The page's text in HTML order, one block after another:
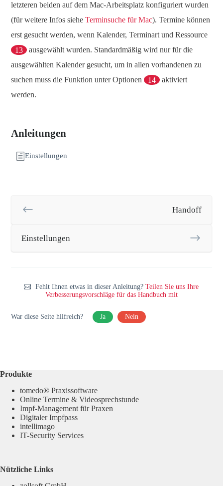
letzteren beiden auf dem Mac-Arbeitsplatz konfiguriert wurden
(für weitere Infos siehe Terminsuche für Mac). Termine können
erst gesucht werden, wenn Kalender, Terminart und Ressource
13
ausgewählt wurden. Standardmäßig wird nur für die
ausgewählten Kalender gesucht, um in allen vorhandenen zu
suchen muss die Funktion unter Optionen
14
aktiviert
werden.
Anleitungen
Einstellungen
Handoff
Einstellungen
Fehlt Ihnen etwas in dieser Anleitung?Teilen Sie uns Ihre
Verbesserungsvorschläge für das Handbuch mit
War diese Seite hilfreich? Ja Nein
Produkte
tomedo® Praxissoftware
Online Termine & Videosprechstunde
Impf-Management für Praxen
Digitaler Impfpass
intellimago
IT-Security Services
Nützliche Links